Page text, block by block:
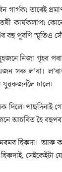
গাৰ্গক৷
পুৰণি স্মৃতিও
নিজা গৃহৰ
সৰু ল’ৰা।
যুৱকজনলৈ চালে।
আচৰিত হৈ
হিৰুদা। আৰু
সেইকেইটা